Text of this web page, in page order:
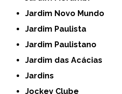
Jardim Novo Mundo
Jardim Paulista
Jardim Paulistano
Jardim das Acácias
Jardins
Jockey Clube